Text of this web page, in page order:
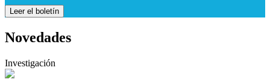
Leer el boletín
Novedades
Investigación